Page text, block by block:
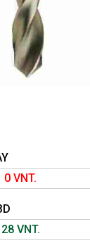
0 VNT.
28 VNT.